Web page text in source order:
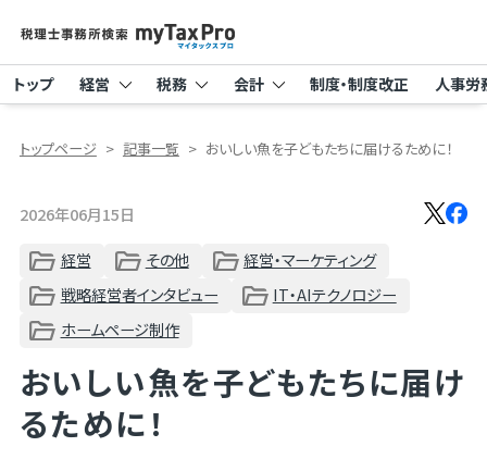
トップ 経営 税務 会計 制度・制度改正 人事労
トップページ 記事一覧 おいしい魚を子どもたちに届けるために！
2026年06月15日
経営
その他
経営・マーケティング
戦略経営者インタビュー
IT・AIテクノロジー
ホームページ制作
おいしい魚を子どもたちに届け
るために！